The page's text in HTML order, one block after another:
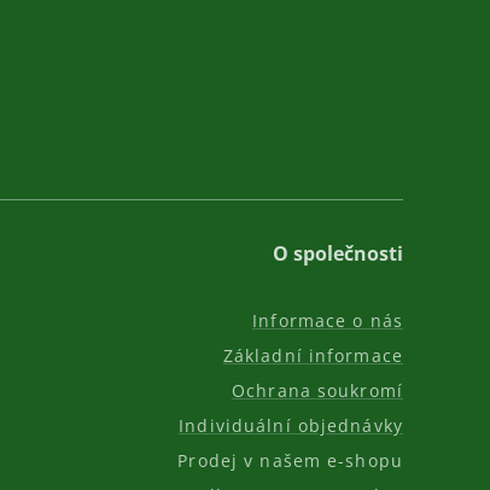
O společnosti
Informace o nás
Základní informace
Ochrana soukromí
Individuální objednávky
Prodej v našem e-shopu